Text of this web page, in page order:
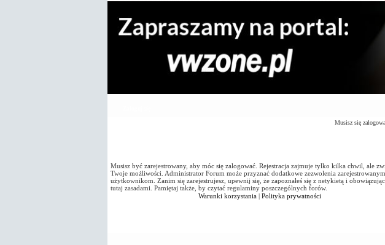
Musisz się
Musisz być zarejestrowany, aby móc się zalogować. Rejestracja zajmuje tylko kilka chwil, ale
Twoje możliwości. Administrator Forum może przyznać dodatkowe zezwolenia zarejestrowanym
użytkownikom. Zanim się zarejestrujesz, upewnij się, że zapoznałeś się z netykietą i
tutaj zasadami. Pamiętaj także, by czytać regulaminy poszczególnych forów.
Warunki korzystania | Polityka prywatności